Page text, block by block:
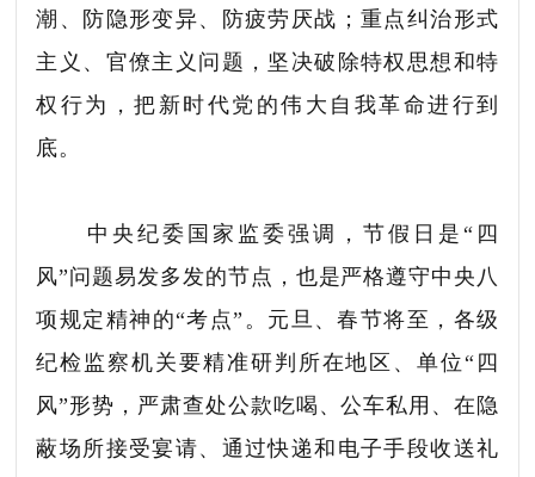
潮、防隐形变异、防疲劳厌战；重点纠治形式
主义、官僚主义问题，坚决破除特权思想和特
权行为，把新时代党的伟大自我革命进行到
底。
中央纪委国家监委强调，节假日是“四
风”问题易发多发的节点，也是严格遵守中央八
项规定精神的“考点”。元旦、春节将至，各级
纪检监察机关要精准研判所在地区、单位“四
风”形势，严肃查处公款吃喝、公车私用、在隐
蔽场所接受宴请、通过快递和电子手段收送礼